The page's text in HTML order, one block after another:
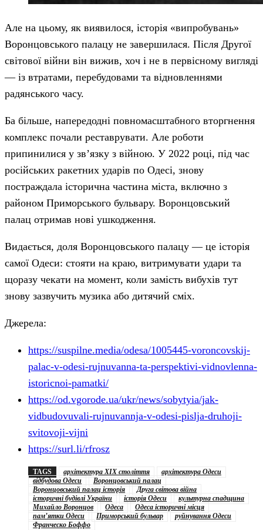
Але на цьому, як виявилося, історія «випробувань»
Воронцовського палацу не завершилася. Після Другої
світової війни він вижив, хоч і не в первісному вигляді
— із втратами, перебудовами та відновленнями
радянського часу.
Ба більше, напередодні повномасштабного вторгнення
комплекс почали реставрувати. Але роботи
припинилися у зв’язку з війною. У 2022 році, під час
російських ракетних ударів по Одесі, знову
постраждала історична частина міста, включно з
районом Приморського бульвару. Воронцовський
палац отримав нові ушкодження.
Видається, доля Воронцовського палацу — це історія
самої Одеси: стояти на краю, витримувати удари та
щоразу чекати на момент, коли замість вибухів тут
знову зазвучить музика або дитячий сміх.
Джерела:
https://suspilne.media/odesa/1005445-voroncovskij-
palac-v-odesi-rujnuvanna-ta-perspektivi-vidnovlenna-
istoricnoi-pamatki/
https://od.vgorode.ua/ukr/news/sobytyia/jak-
vidbudovuvali-rujnuvannja-v-odesi-pislja-druhoji-
svitovoji-vijni
https://surl.li/rfrosz
TAGS архітектура XIX століття
архітектура Одеси
відбудова Одеси
Воронцовський палац
Воронцовський палац історія
Друга світова війна
історичні будівлі України
історія Одеси
культурна спадщина
Михайло Воронцов
Одеса
Одеса історичні місця
пам’ятки Одеси
Приморський бульвар
руйнування Одеси
Франческо Боффо